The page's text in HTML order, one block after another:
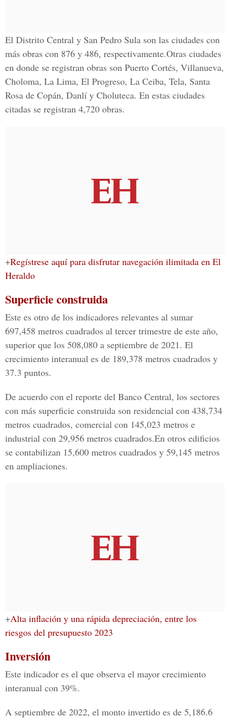
El Distrito Central y San Pedro Sula son las ciudades con
más obras con 876 y 486, respectivamente.Otras ciudades
en donde se registran obras son Puerto Cortés, Villanueva,
Choloma, La Lima, El Progreso, La Ceiba, Tela, Santa
Rosa de Copán, Danlí y Choluteca. En estas ciudades
citadas se registran 4,720 obras.
+Regístrese aquí para disfrutar navegación ilimitada en El
Heraldo
Superficie construida
Este es otro de los indicadores relevantes al sumar
697,458 metros cuadrados al tercer trimestre de este año,
superior que los 508,080 a septiembre de 2021. El
crecimiento interanual es de 189,378 metros cuadrados y
37.3 puntos.
De acuerdo con el reporte del Banco Central, los sectores
con más superficie construida son residencial con 438,734
metros cuadrados, comercial con 145,023 metros e
industrial con 29,956 metros cuadrados.En otros edificios
se contabilizan 15,600 metros cuadrados y 59,145 metros
en ampliaciones.
+Alta inflación y una rápida depreciación, entre los
riesgos del presupuesto 2023
Inversión
Este indicador es el que observa el mayor crecimiento
interanual con 39%.
A septiembre de 2022, el monto invertido es de 5,186.6